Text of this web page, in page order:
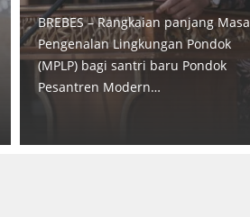
BREBES – Rangkaian panjang Masa
Pengenalan Lingkungan Pondok
(MPLP) bagi santri baru Pondok
Pesantren Modern…